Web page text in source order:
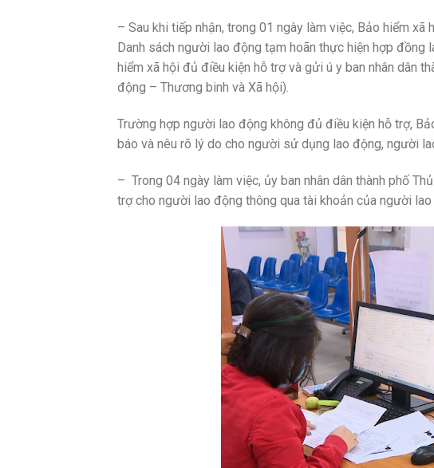
– Sau khi tiếp nhận, trong 01 ngày làm việc, Bảo hiểm
Danh sách người lao động tạm hoãn thực hiện hợp
hiểm xã hội đủ điều kiện hỗ trợ và gửi ú y ban nhân dân
động – Thương binh và Xã hội).
Trường hợp người lao động không đủ điều kiện hỗ trợ,
báo và nêu rõ lý do cho người sử dụng lao động, người
– Trong 04 ngày làm việc, ủy ban nhân dân thành phố
trợ cho người lao động thông qua tài khoản của người lao